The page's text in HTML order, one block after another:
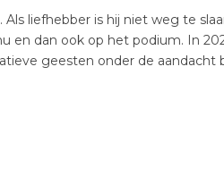
liefhebber is hij niet weg te
en dan ook op het podium. In
geesten onder de aandacht